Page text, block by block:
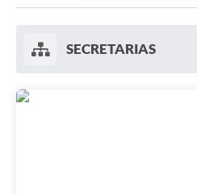
SECRETARIAS